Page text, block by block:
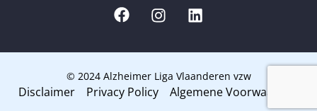
© 2024 Alzheimer Liga Vlaanderen vzw
Disclaimer Privacy Policy Algemene Voorwaarden